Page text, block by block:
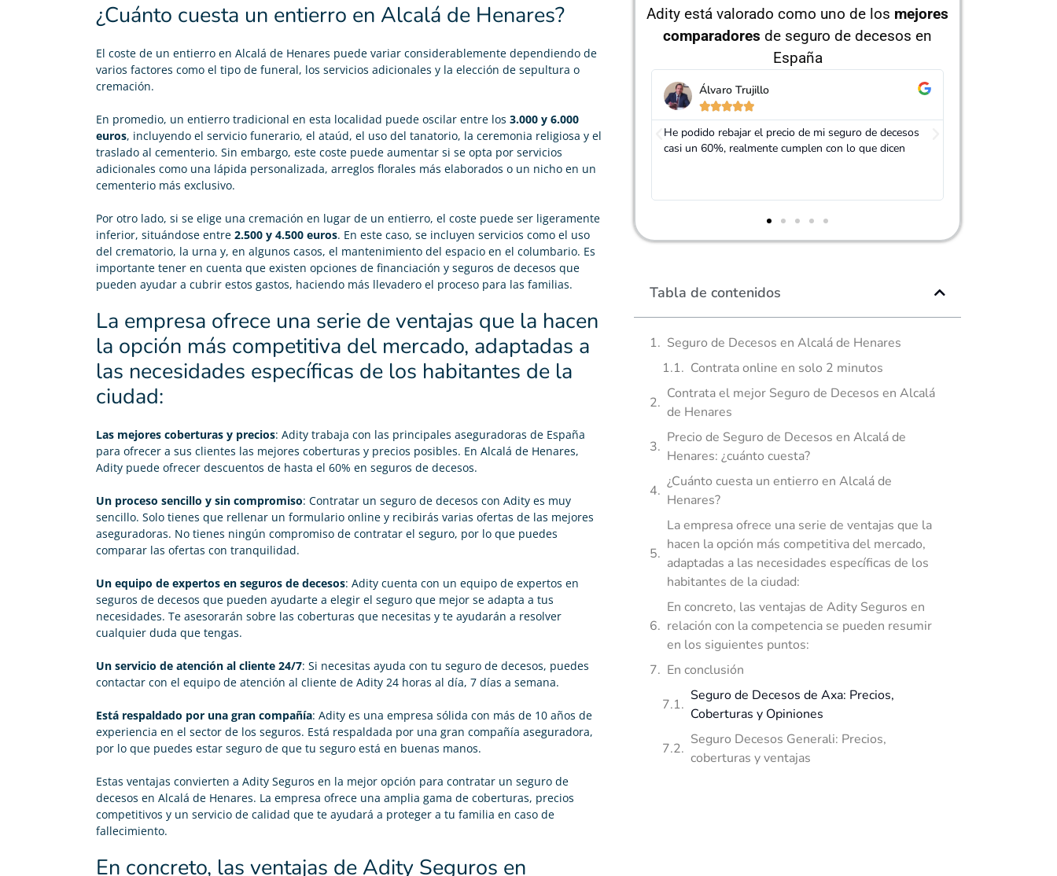
¿Cuánto cuesta un entierro en Alcalá de Henares?
El coste de un entierro en Alcalá de Henares puede variar considerablemente dependiendo de
varios factores como el tipo de funeral, los servicios adicionales y la elección de sepultura o
cremación.
En promedio, un entierro tradicional en esta localidad puede oscilar entre los 3.000 y 6.000
euros, incluyendo el servicio funerario, el ataúd, el uso del tanatorio, la ceremonia religiosa y el
traslado al cementerio. Sin embargo, este coste puede aumentar si se opta por servicios
adicionales como una lápida personalizada, arreglos florales más elaborados o un nicho en un
cementerio más exclusivo.
Por otro lado, si se elige una cremación en lugar de un entierro, el coste puede ser ligeramente
inferior, situándose entre 2.500 y 4.500 euros. En este caso, se incluyen servicios como el uso
del crematorio, la urna y, en algunos casos, el mantenimiento del espacio en el columbario. Es
importante tener en cuenta que existen opciones de financiación y seguros de decesos que
pueden ayudar a cubrir estos gastos, haciendo más llevadero el proceso para las familias.
La empresa ofrece una serie de ventajas que la hacen
la opción más competitiva del mercado, adaptadas a
las necesidades específicas de los habitantes de la
ciudad:
Las mejores coberturas y precios: Adity trabaja con las principales aseguradoras de España
para ofrecer a sus clientes las mejores coberturas y precios posibles. En Alcalá de Henares,
Adity puede ofrecer descuentos de hasta el 60% en seguros de decesos.
Un proceso sencillo y sin compromiso: Contratar un seguro de decesos con Adity es muy
sencillo. Solo tienes que rellenar un formulario online y recibirás varias ofertas de las mejores
aseguradoras. No tienes ningún compromiso de contratar el seguro, por lo que puedes
comparar las ofertas con tranquilidad.
Un equipo de expertos en seguros de decesos: Adity cuenta con un equipo de expertos en
seguros de decesos que pueden ayudarte a elegir el seguro que mejor se adapta a tus
necesidades. Te asesorarán sobre las coberturas que necesitas y te ayudarán a resolver
cualquier duda que tengas.
Un servicio de atención al cliente 24/7: Si necesitas ayuda con tu seguro de decesos, puedes
contactar con el equipo de atención al cliente de Adity 24 horas al día, 7 días a semana.
Está respaldado por una gran compañía: Adity es una empresa sólida con más de 10 años de
experiencia en el sector de los seguros. Está respaldada por una gran compañía aseguradora,
por lo que puedes estar seguro de que tu seguro está en buenas manos.
Estas ventajas convierten a Adity Seguros en la mejor opción para contratar un seguro de
decesos en Alcalá de Henares. La empresa ofrece una amplia gama de coberturas, precios
competitivos y un servicio de calidad que te ayudará a proteger a tu familia en caso de
fallecimiento.
En concreto, las ventajas de Adity Seguros en
Adity está valorado como uno de los mejores
comparadores de seguro de decesos en
España
Carolina Garcés
Me he pasado de mi antigua compañía y ahora pago
50€ menos en mi seguro de decesos y con coberturas
que se disfrutan en vida. Recomendable 100%
He podido rebajar el precio de mi seguro de decesos
casi un 60%, realmente cumplen con lo que dicen
Jorge Pérez

Gracias Adity por ayudarme a conseguir un seguro
mucho más barato que el anterior
Tabla de contenidos
Seguro de Decesos en Alcalá de Henares
Contrata online en solo 2 minutos
Contrata el mejor Seguro de Decesos en Alcalá
de Henares
Precio de Seguro de Decesos en Alcalá de
Henares: ¿cuánto cuesta?
¿Cuánto cuesta un entierro en Alcalá de
Henares?
La empresa ofrece una serie de ventajas que la
hacen la opción más competitiva del mercado,
adaptadas a las necesidades específicas de los
habitantes de la ciudad:
En concreto, las ventajas de Adity Seguros en
relación con la competencia se pueden resumir
en los siguientes puntos:
En conclusión
Seguro de Decesos de Axa: Precios,
Coberturas y Opiniones
Seguro Decesos Generali: Precios,
coberturas y ventajas